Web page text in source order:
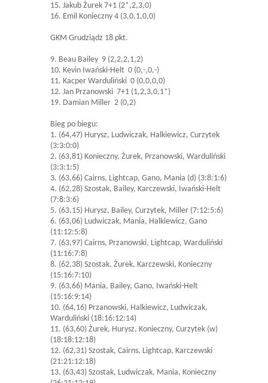
15. Jakub Żurek 7+1 (2*,2,3,0)
16. Emil Konieczny 4 (3,0,1,0,0)
GKM Grudziądz 18 pkt.
9. Beau Bailey 9 (2,2,2,1,2)
10. Kevin Iwański-Helt 0 (0,-,0,-)
11. Kacper Warduliński 0 (0,0,0,0)
12. Jan Przanowski 7+1 (1,2,3,0,1*)
19. Damian Miller 2 (0,2)
Bieg po biegu:
1. (64,47) Hurysz, Ludwiczak, Halkiewicz, Curzytek
(3:3:0:0)
2. (63,81) Konieczny, Żurek, Przanowski, Warduliński
(3:3:1:5)
3. (63,66) Cairns, Lightcap, Gano, Mania (d) (3:8:1:6)
4. (62,28) Szostak, Bailey, Karczewski, Iwański-Helt
(7:8:3:6)
5. (63,15) Hurysz, Bailey, Curzytek, Miller (7:12:5:6)
6. (63,06) Ludwiczak, Mania, Halkiewicz, Gano
(11:12:5:8)
7. (63,97) Cairns, Przanowski, Lightcap, Warduliński
(11:16:7:8)
8. (62,38) Szostak, Żurek, Karczewski, Konieczny
(15:16:7:10)
9. (63,66) Mania, Bailey, Gano, Iwański-Helt
(15:16:9:14)
10. (64,16) Przanowski, Halkiewicz, Ludwiczak,
Warduliński (18:16:12:14)
11. (63,60) Żurek, Hurysz, Konieczny, Curzytek (w)
(18:18:12:18)
12. (62,31) Szostak, Cairns, Lightcap, Karczewski
(21:21:12:18)
13. (63,43) Szostak, Ludwiczak, Mania, Konieczny